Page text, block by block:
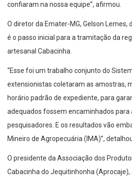
confiaram na nossa equipe”, afirmou.
O diretor da Emater-MG, Gelson Lemes,
é o passo inicial para a tramitação da
artesanal Cabacinha.
“Esse foi um trabalho conjunto do
extensionistas coletaram as amostras,
horário padrão de expediente, para
adequados fossem encaminhados para
pesquisadores. E os resultados vão
Mineiro de Agropecuária (IMA)”,
O presidente da Associação dos
Cabacinha do Jequitinhonha